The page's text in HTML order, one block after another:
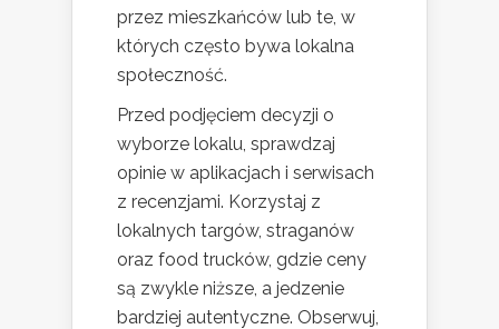
przez mieszkańców lub te, w
których często bywa lokalna
społeczność.
Przed podjęciem decyzji o
wyborze lokalu, sprawdzaj
opinie w aplikacjach i serwisach
z recenzjami. Korzystaj z
lokalnych targów, straganów
oraz food trucków, gdzie ceny
są zwykle niższe, a jedzenie
bardziej autentyczne. Obserwuj,